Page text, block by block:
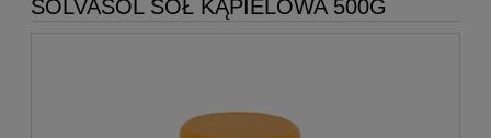
SOLVASOL SÓŁ KĄPIELOWA 500G